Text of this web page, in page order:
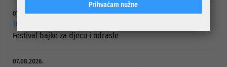
07.08.2026.
TRAJE DO 21. AUGUSTA
Festival bajke za djecu i odrasle
07.08.2026.
Prihvaćam nužne